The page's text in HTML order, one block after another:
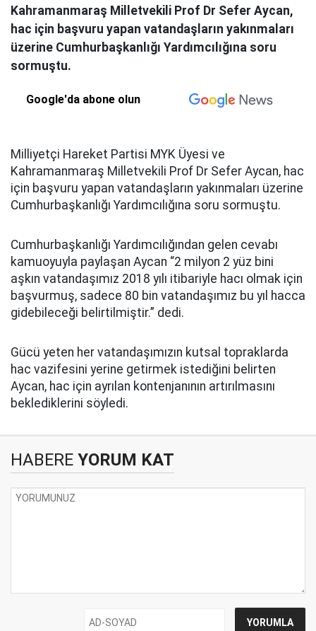
Kahramanmaraş Milletvekili Prof Dr Sefer Aycan,
hac için başvuru yapan vatandaşların yakınmaları
üzerine Cumhurbaşkanlığı Yardımcılığına soru
sormuştu.
Google'da abone olun
Milliyetçi Hareket Partisi MYK Üyesi ve
Kahramanmaraş Milletvekili Prof Dr Sefer Aycan, hac
için başvuru yapan vatandaşların yakınmaları üzerine
Cumhurbaşkanlığı Yardımcılığına soru sormuştu.
Cumhurbaşkanlığı Yardımcılığından gelen cevabı
kamuoyuyla paylaşan Aycan “2 milyon 2 yüz bini
aşkın vatandaşımız 2018 yılı itibariyle hacı olmak için
başvurmuş, sadece 80 bin vatandaşımız bu yıl hacca
gidebileceği belirtilmiştir.” dedi.
Gücü yeten her vatandaşımızın kutsal topraklarda
hac vazifesini yerine getirmek istediğini belirten
Aycan, hac için ayrılan kontenjanının artırılmasını
beklediklerini söyledi.
HABERE YORUM KAT